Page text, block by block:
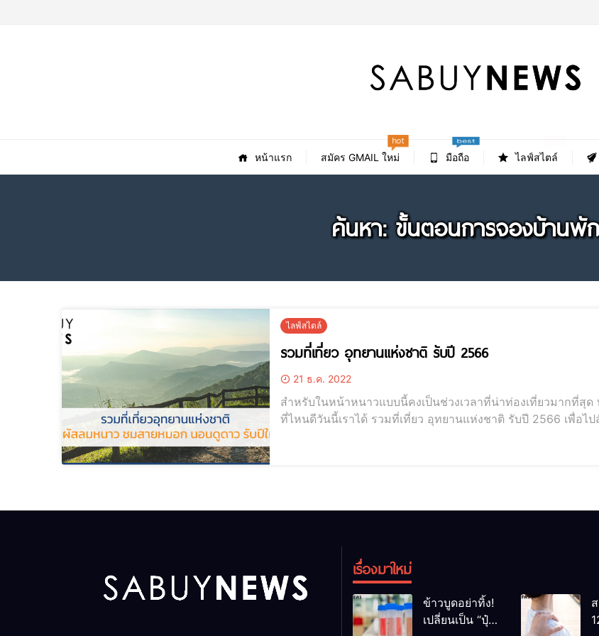
หน้าแรก สมัคร GMAIL ใหม่
hot
มือถือ
best
ไลฟ์สไตล์
ค้นหา: ขั้นตอนการจองบ้านพั
ไลฟ์สไตล์
รวมที่เที่ยว อุทยานแห่งชาติ รับปี 2566
21 ธ.ค. 2022
สำหรับในหน้าหนาวแบบนี้คงเป็นช่วงเวลาที่น่าท่องเที่ยวมากที่สุ
ที่ไหนดีวันนี้เราได้ รวมที่เที่ยว อุทยานแห่งชาติ รับปี 2566 เพื่อ
เรื่องมาใหม่
ข้าวบูดอย่าทิ้ง!
เปลี่ยนเป็น “ปุ๋ย